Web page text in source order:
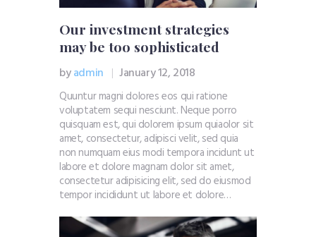
Our investment strategies
may be too sophisticated
byadmin January 12, 2018
Quuntur magni dolores eos qui ratione
voluptatem sequi nesciunt. Neque porro
quisquam est, qui dolorem ipsum quiaolor sit
amet, consectetur, adipisci velit, sed quia
non numquam eius modi tempora incidunt ut
labore et dolore magnam dolor sit amet,
consectetur adipisicing elit, sed do eiusmod
tempor incididunt ut labore et dolore…